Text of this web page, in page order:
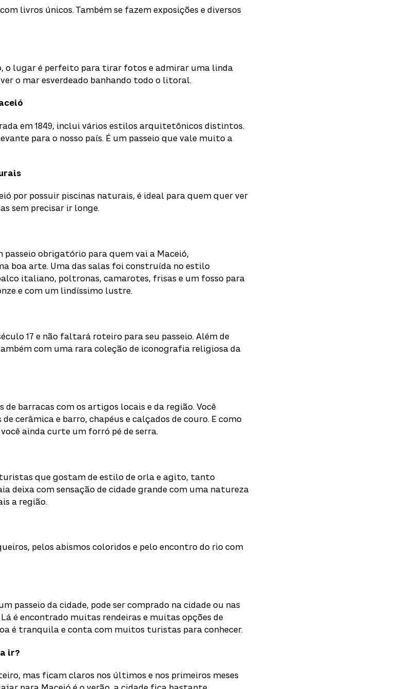
livros únicos. Também se fazem exposições e diversos
o lugar é perfeito para tirar fotos e admirar uma linda
o mar esverdeado banhando todo o litoral.
em 1849, inclui vários estilos arquitetônicos distintos.
para o nosso país. É um passeio que vale muito a
por possuir piscinas naturais, é ideal para quem quer ver
sem precisar ir longe.
passeio obrigatório para quem vai a Maceió,
boa arte. Uma das salas foi construída no estilo
italiano, poltronas, camarotes, frisas e um fosso para
e com um lindíssimo lustre.
17 e não faltará roteiro para seu passeio. Além de
com uma rara coleção de iconografia religiosa da
de barracas com os artigos locais e da região. Você
cerâmica e barro, chapéus e calçados de couro. E como
ainda curte um forró pé de serra.
que gostam de estilo de orla e agito, tanto
deixa com sensação de cidade grande com uma natureza
a região.
pelos abismos coloridos e pelo encontro do rio com
passeio da cidade, pode ser comprado na cidade ou nas
é encontrado muitas rendeiras e muitas opções de
é tranquila e conta com muitos turistas para conhecer.
ir?
mas ficam claros nos últimos e nos primeiros meses